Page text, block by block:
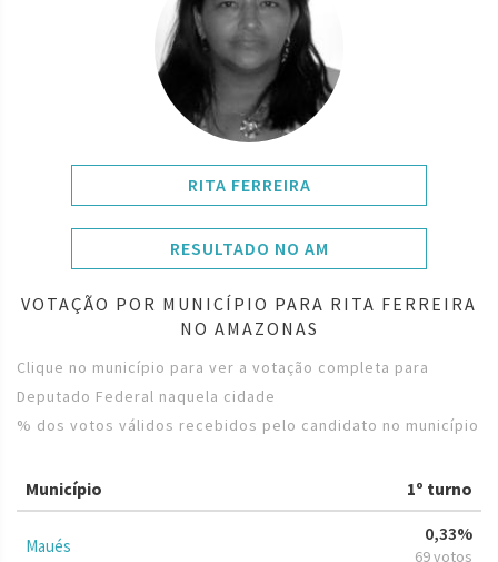
RITA FERREIRA
RESULTADO NO AM
VOTAÇÃO POR MUNICÍPIO PARA RITA FERREIRA
NO AMAZONAS
Clique no município para ver a votação completa para
Deputado Federal naquela cidade
% dos votos válidos recebidos pelo candidato no município
Município 1º turno
Maués
0,33%
69 votos